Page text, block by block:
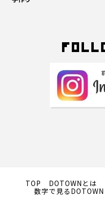
TOP DOTOWNとは
数字で見るDOTOWN